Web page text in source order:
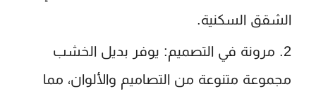
الشقق السكنية.
مرونة في التصميم: يوفر بديل الخشب
مجموعة متنوعة من التصاميم والألوان، مما